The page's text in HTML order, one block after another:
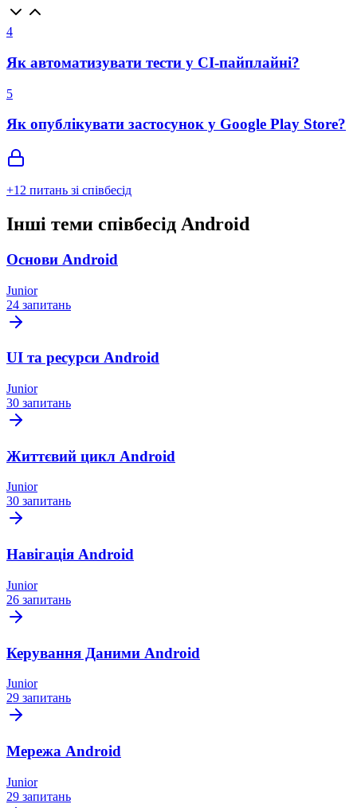
4
Як автоматизувати тести у CI-пайплайні?
5
Як опублікувати застосунок у Google Play Store?
+12 питань зі співбесід
Інші теми співбесід Android
Основи Android
Junior
24 запитань
UI та ресурси Android
Junior
30 запитань
Життєвий цикл Android
Junior
30 запитань
Навігація Android
Junior
26 запитань
Керування Даними Android
Junior
29 запитань
Мережа Android
Junior
29 запитань